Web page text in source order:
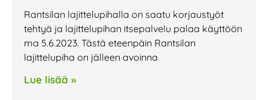
Rantsilan lajittelupihalla on saatu korjaustyöt
tehtyä ja lajittelupihan itsepalvelu palaa käyttöön
ma 5.6.2023. Tästä eteenpäin Rantsilan
lajittelupiha on jälleen avoinna
Lue lisää »